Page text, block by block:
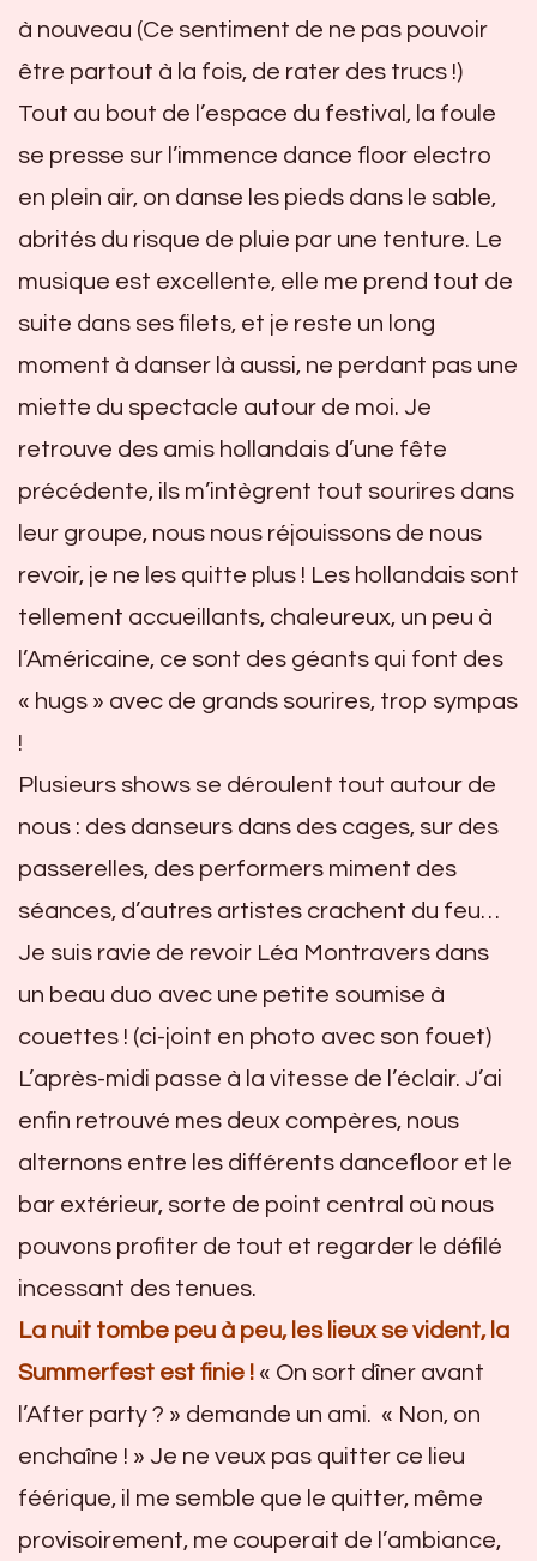
à nouveau (Ce sentiment de ne pas pouvoir
être partout à la fois, de rater des trucs !)
Tout au bout de l’espace du festival, la foule
se presse sur l’immence dance floor electro
en plein air, on danse les pieds dans le sable,
abrités du risque de pluie par une tenture. Le
musique est excellente, elle me prend tout de
suite dans ses filets, et je reste un long
moment à danser là aussi, ne perdant pas une
miette du spectacle autour de moi. Je
retrouve des amis hollandais d’une fête
précédente, ils m’intègrent tout sourires dans
leur groupe, nous nous réjouissons de nous
revoir, je ne les quitte plus ! Les hollandais sont
tellement accueillants, chaleureux, un peu à
l’Américaine, ce sont des géants qui font des
« hugs » avec de grands sourires, trop sympas
!
Plusieurs shows se déroulent tout autour de
nous : des danseurs dans des cages, sur des
passerelles, des performers miment des
séances, d’autres artistes crachent du feu…
Je suis ravie de revoir Léa Montravers dans
un beau duo avec une petite soumise à
couettes ! (ci-joint en photo avec son fouet)
L’après-midi passe à la vitesse de l’éclair. J’ai
enfin retrouvé mes deux compères, nous
alternons entre les différents dancefloor et le
bar extérieur, sorte de point central où nous
pouvons profiter de tout et regarder le défilé
incessant des tenues.
La nuit tombe peu à peu, les lieux se vident, la
Summerfest est finie ! « On sort dîner avant
l’After party ? » demande un ami. « Non, on
enchaîne ! » Je ne veux pas quitter ce lieu
féérique, il me semble que le quitter, même
provisoirement, me couperait de l’ambiance,